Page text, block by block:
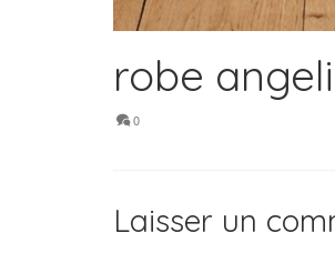
robe
0
Laisser un